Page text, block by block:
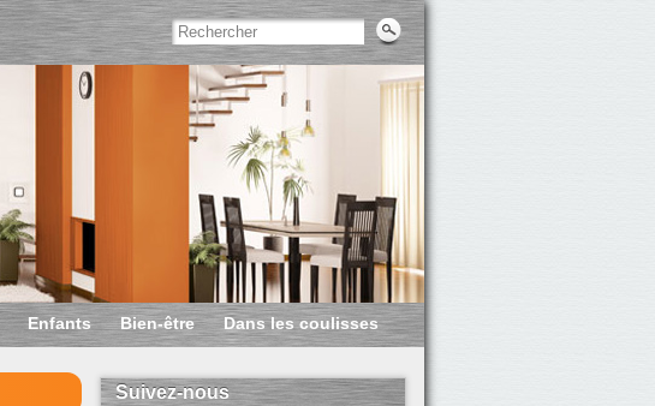
Enfants Bien-être Dans les coulisses
Suivez-nous